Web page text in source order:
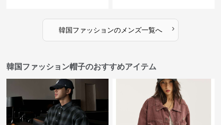
韓国ファッションのメンズ一覧へ ›
韓国ファッション帽子のおすすめアイテム